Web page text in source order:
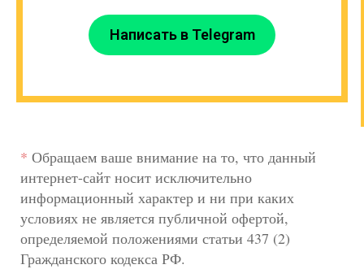
Написать в Telegram
* Обращаем ваше внимание на то, что данный
интернет-сайт носит исключительно
информационный характер и ни при каких
условиях не является публичной офертой,
определяемой положениями статьи 437 (2)
Гражданского кодекса РФ.